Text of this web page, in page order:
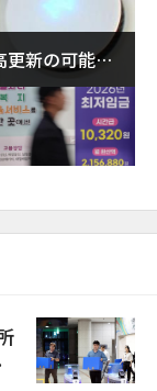
更新の可能性